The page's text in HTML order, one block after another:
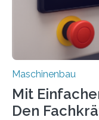
Maschinenbau
Mit
Den